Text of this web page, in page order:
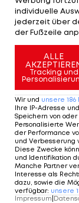
individuelle
jederzeit über
der Fußzeile
ALLE
Tracking und
Wir und unsere 186
Ihre IP-Adresse
Speichern von
Personalisierte
der Performance
und Verbesserung
Diese Zwecke
und Identifikation
Manche Partner
Interesse als
dazu, sowie die
verfügbar: unsere
Impressum